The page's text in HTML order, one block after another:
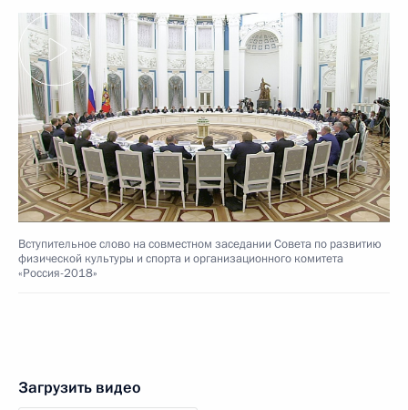
Вступительное слово на совместном заседании Совета по развитию
физической культуры и спорта и организационного комитета
«Россия-2018»
Загрузить видео